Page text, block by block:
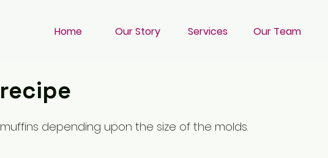
Home Our Story Services Our Team
depending upon the size of the molds.